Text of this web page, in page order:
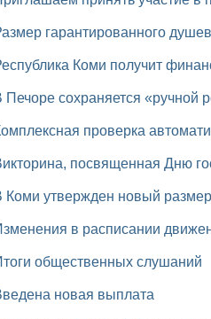
Размер гарантированного
Республика Коми получит
В Печоре сохраняется
Комплексная проверка
Викторина, посвященная Дню
В Коми утвержден новый
Изменения в расписании
Итоги общественных слушаний
Введена новая выплата